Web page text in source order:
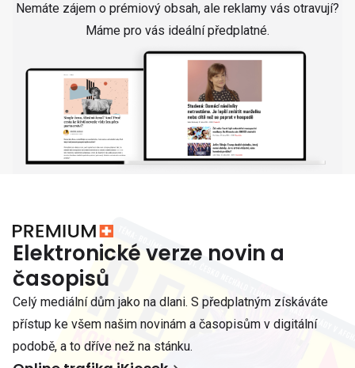
Nemáte zájem o prémiový obsah, ale reklamy vás otravují?
Máme pro vás ideální předplatné.
Elektronické verze novin a
časopisů
Celý mediální dům jako na dlani. S předplatným získáváte
přístup ke všem našim novinám a časopisům v digitální
podobě, a to dříve než na stánku.